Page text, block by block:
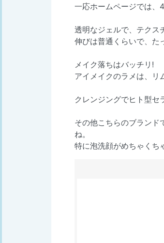
一応ホームページでは、
透明なジェルで、テクス
伸びは普通くらいで、た
メイク落ちはバッチリ!
アイメイクのラメは、リ
クレンジングでヒト型セ
その他こちらのブランド
ね。
特に泡洗顔がめちゃくち